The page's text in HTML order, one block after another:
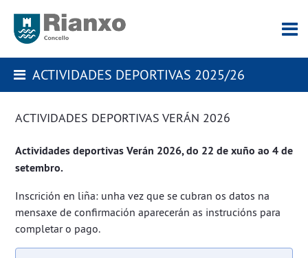
ACTIVIDADES DEPORTIVAS 2025/26
ACTIVIDADES DEPORTIVAS VERÁN 2026
Actividades deportivas Verán 2026, do 22 de xuño ao 4 de
setembro.
Inscrición en liña: unha vez que se cubran os datos na
mensaxe de confirmación aparecerán as instrucións para
completar o pago.